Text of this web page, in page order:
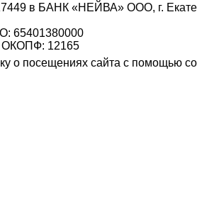
в БАНК «НЕЙВА» ООО, г.
65401380000
ОКОПФ: 12165
о посещениях сайта с помощью